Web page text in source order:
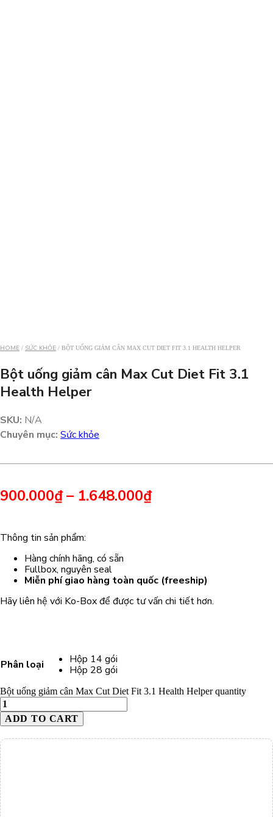
HOME / SỨC KHỎE / BỘT UỐNG GIẢM CÂN MAX CUT DIET FIT 3.1 HEALTH HELPER
Bột uống giảm cân Max Cut Diet Fit 3.1
Health Helper
SKU: N/A
Chuyên mục: Sức khỏe
900.000₫– 1.648.000₫
Thông tin sản phẩm:
Hàng chính hãng, có sẵn
Fullbox, nguyên seal
Miễn phí giao hàng toàn quốc (freeship)
Hãy liên hệ với Ko-Box để được tư vấn chi tiết hơn.
Phân loại
Hộp 14 gói
Hộp 28 gói
Bột uống giảm cân Max Cut Diet Fit 3.1 Health Helper quantity
ADD TO CART